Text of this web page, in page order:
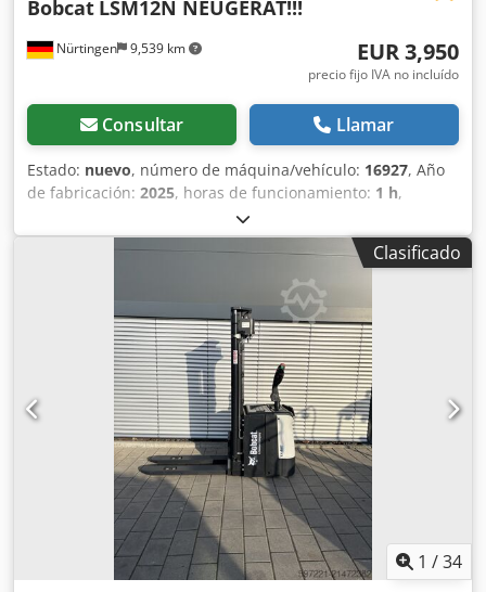
Nürtingen 9,539 km
Bobcat LSM12N NEUGERÄT!!!
EUR 3,950
precio fijo IVA no incluído
Consultar Llamar
Estado: nuevo, número de máquina/vehículo: 16927, Año
de fabricación: 2025, horas de funcionamiento: 1 h,
1,200 kg, altura de elevación:
mm, centro de carga:600 mm, tipo de combustible:
, altura de construcción:
24 V, longitud de la
, peso total: 576 kg, 5108763
Crjdpfxjyv S Rmj Aidof Número de serie: OBWNL-003130
Especificaciones de la batería: 24 V, 60 Ah.
Clasificado
1 /34